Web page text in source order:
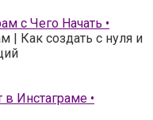
с Чего Начать •
| Как создать с нуля и
в Инстаграме •